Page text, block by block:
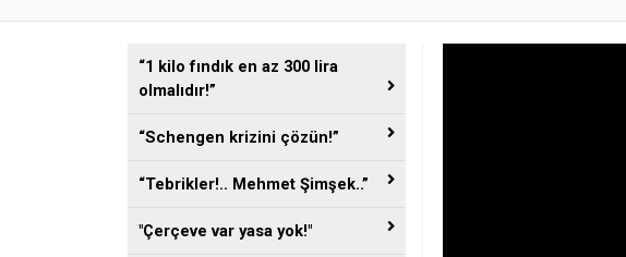
“1 kilo fındık en az 300 lira
olmalıdır!”
“Schengen krizini çözün!”
“Tebrikler!.. Mehmet Şimşek..”
"Çerçeve var yasa yok!"